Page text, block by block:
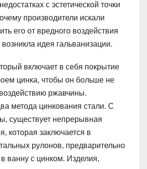
с эстетической точки
производители искали
его от вредного воздействия
возникла идея гальванизации.
включает в себя покрытие
цинка, чтобы он больше не
ржавчины.
метода цинкования стали. С
существует непрерывная
которая заключается в
рулонов, предварительно
ванну с цинком. Изделия,